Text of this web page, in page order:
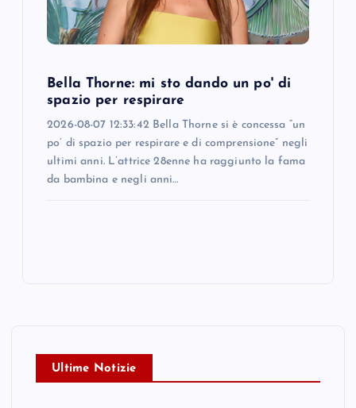
Bella Thorne: mi sto dando un po' di
spazio per respirare
2026-08-07 12:33:42 Bella Thorne si è concessa “un
po’ di spazio per respirare e di comprensione” negli
ultimi anni. L’attrice 28enne ha raggiunto la fama
da bambina e negli anni…
Ultime Notizie